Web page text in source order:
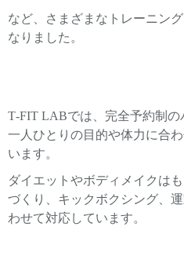
など、さまざまなトレーニン
なりました。
T-FIT LABでは、完全予約制の
一人ひとりの目的や体力に合
います。
ダイエットやボディメイクは
づくり、キックボクシング、
わせて対応しています。